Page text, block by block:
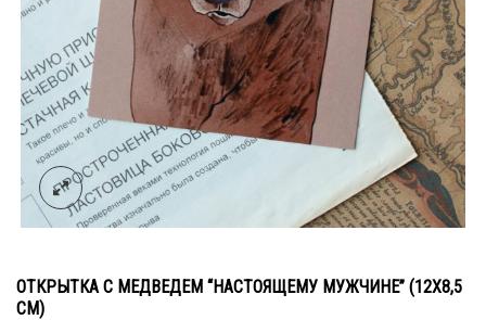
ОТКРЫТКА С МЕДВЕДЕМ “НАСТОЯЩЕМУ МУЖЧИНЕ” (12Х8,5
СМ)